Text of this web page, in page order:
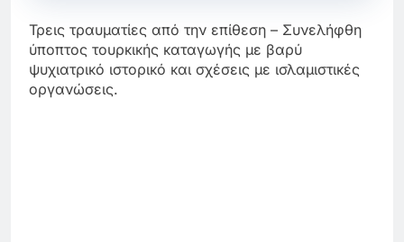
Τρεις τραυματίες από την επίθεση – Συνελήφθη
ύποπτος τουρκικής καταγωγής με βαρύ
ψυχιατρικό ιστορικό και σχέσεις με ισλαμιστικές
οργανώσεις.